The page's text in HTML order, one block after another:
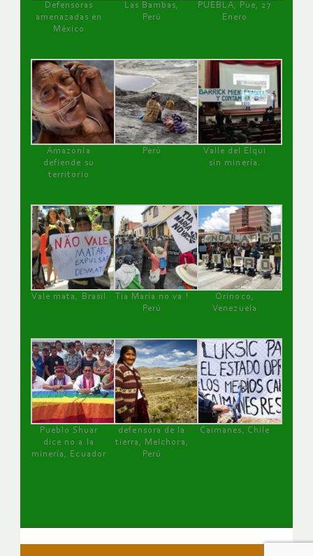
Defensoras
amenazadas en
México
Las Bambas,
Perú
PUEBLA, Pue, 27
Enero
Amazonía
defiende su
territorio
Perú
Valle del Elqui
sin minería.
Vale mata, Brasil
Tía María no va !
Perú
Orinoco,
Venezuela
Pueblo Shuar
dice no a la
minería, Ecuador
defensora de la
tierra, Melchora,
Perú
Caimanes, Chile